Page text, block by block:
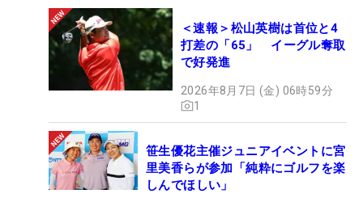
＜速報＞松山英樹は首位と4
打差の「65」 イーグル奪取
で好発進
2026年8月7日 (金) 06時59分
1
笹生優花主催ジュニアイベントに宮
里美香らが参加「純粋にゴルフを楽
しんでほしい」